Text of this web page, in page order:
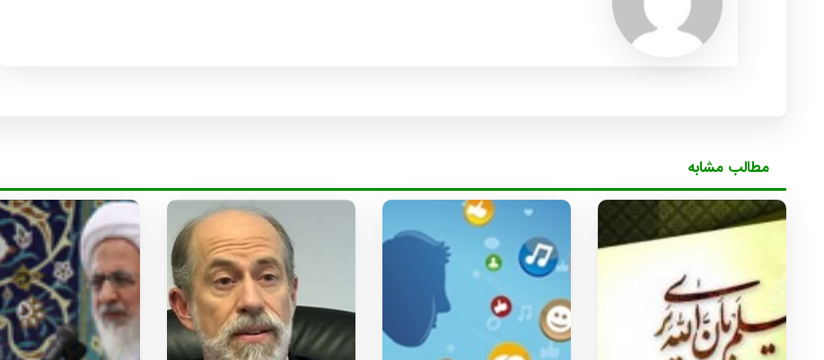
مطالب مشابه